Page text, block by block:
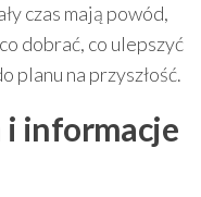
czas mają powód,
dobrać, co ulepszyć
planu na przyszłość.
i informacje